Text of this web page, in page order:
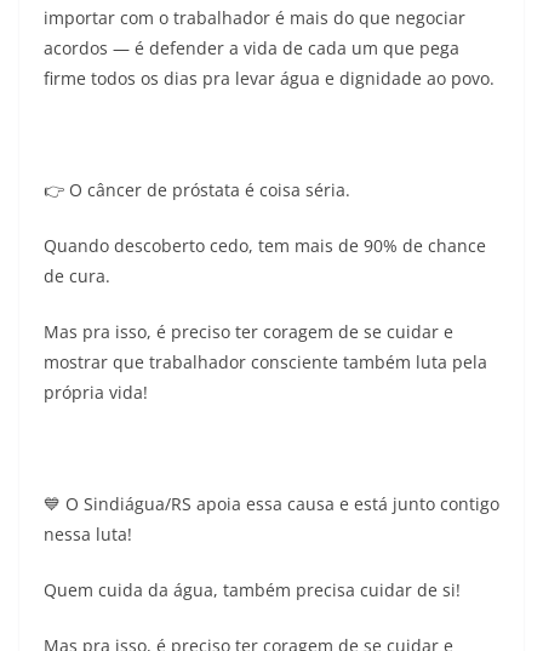
importar com o trabalhador é mais do que negociar
acordos — é defender a vida de cada um que pega
firme todos os dias pra levar água e dignidade ao povo.
👉 O câncer de próstata é coisa séria.
Quando descoberto cedo, tem mais de 90% de chance
de cura.
Mas pra isso, é preciso ter coragem de se cuidar e
mostrar que trabalhador consciente também luta pela
própria vida!
💙 O Sindiágua/RS apoia essa causa e está junto contigo
nessa luta!
Quem cuida da água, também precisa cuidar de si!
Mas pra isso, é preciso ter coragem de se cuidar e